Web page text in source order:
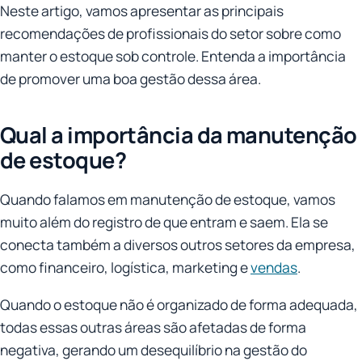
Neste artigo, vamos apresentar as principais
recomendações de profissionais do setor sobre como
manter o estoque sob controle. Entenda a importância
de promover uma boa gestão dessa área.
Qual a importância da manutenção
de estoque?
Quando falamos em manutenção de estoque, vamos
muito além do registro de que entram e saem. Ela se
conecta também a diversos outros setores da empresa,
como financeiro, logística, marketing evendas.
Quando o estoque não é organizado de forma adequada,
todas essas outras áreas são afetadas de forma
negativa, gerando um desequilíbrio na gestão do